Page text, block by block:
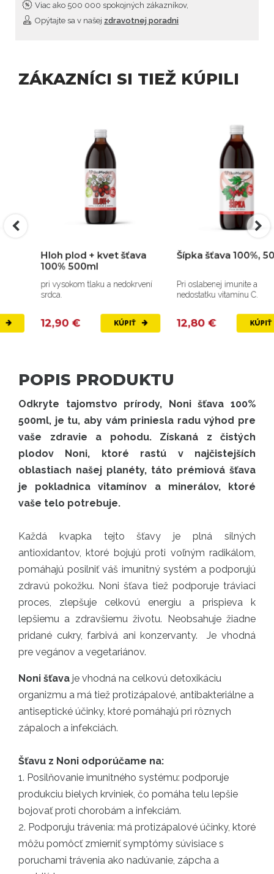
Viac ako 500 000 spokojných zákazníkov,
Opýtajte sa v našej zdravotnej poradni
ZÁKAZNÍCI SI TIEŽ KÚPILI
Hloh plod + kvet šťava
100% 500ml
pri vysokom tlaku a nedokrvení
12,90 €
Šípka šťava 100%, 500ml
Pri oslabenej imunite a
nedostatku vitamínu C.
12,80 €
POPIS PRODUKTU
Odkryte tajomstvo prírody, Noni šťava 100%
500ml, je tu, aby vám priniesla radu výhod pre
vaše zdravie a pohodu. Získaná z čistých
plodov Noni, ktoré rastú v najčistejších
oblastiach našej planéty, táto prémiová šťava
je pokladnica vitamínov a minerálov, ktoré
vaše telo potrebuje.
Každá kvapka tejto šťavy je plná silných
antioxidantov, ktoré bojujú proti voľným radikálom,
pomáhajú posilniť váš imunitný systém a podporujú
zdravú pokožku. Noni šťava tiež podporuje tráviaci
proces, zlepšuje celkovú energiu a prispieva k
lepšiemu a zdravšiemu životu. Neobsahuje žiadne
pridané cukry, farbivá ani konzervanty. Je vhodná
pre vegánov a vegetariánov.
Noni šťava je vhodná na celkovú detoxikáciu
organizmu a má tiež protizápalové, antibakteriálne a
antiseptické účinky, ktoré pomáhajú pri rôznych
zápaloch a infekciách.
Šťavu z Noni odporúčame na:
1. Posilňovanie imunitného systému: podporuje
produkciu bielych krviniek, čo pomáha telu lepšie
bojovať proti chorobám a infekciám.
2. Podporuju trávenia: má protizápalové účinky, ktoré
môžu pomôcť zmierniť symptómy súvisiace s
poruchami trávenia ako nadúvanie, zápcha a